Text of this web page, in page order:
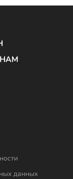
данных